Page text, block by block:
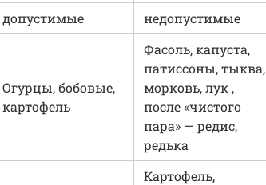
допустимые недопустимые
Огурцы, бобовые,
картофель
Фасоль, капуста,
патиссоны, тыква,
морковь, лук ,
после «чистого
пара» — редис,
редька
Картофель,